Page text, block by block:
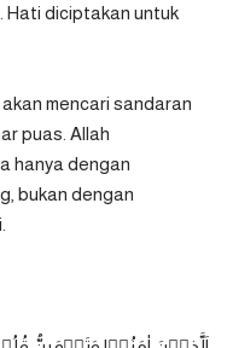
Hati diciptakan untuk
mencari sandaran
puas. Allah
hanya dengan
bukan dengan